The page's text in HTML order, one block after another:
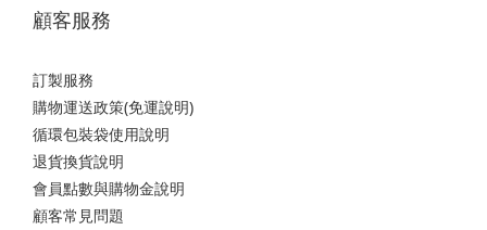
顧客服務
訂製服務
購物運送政策(免運說明)
循環包裝袋使用說明
退貨換貨說明
會員點數與購物金說明
顧客常見問題